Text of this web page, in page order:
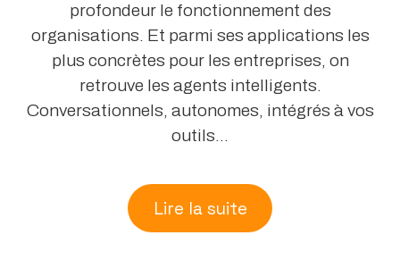
profondeur le fonctionnement des
organisations. Et parmi ses applications les
plus concrètes pour les entreprises, on
retrouve les agents intelligents.
Conversationnels, autonomes, intégrés à vos
outils...
Lire la suite